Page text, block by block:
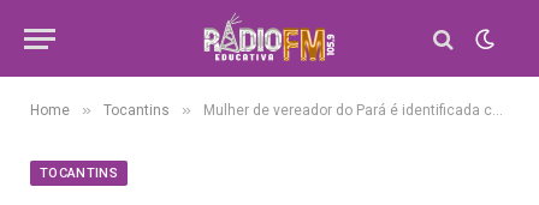
Home » Tocantins » Mulher de vereador do Pará é identificada como uma das vítimas da queda de ponte
TOCANTINS